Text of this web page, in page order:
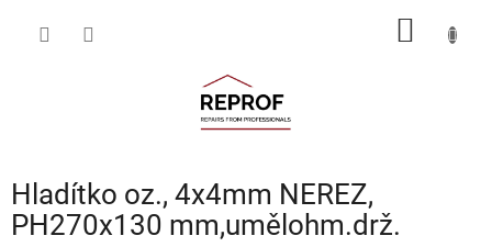
Hladítko oz., 4x4mm NEREZ,
PH270x130 mm,umělohm.drž.